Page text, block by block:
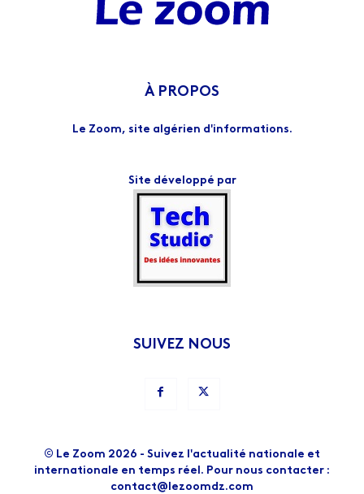
À PROPOS
Le Zoom, site algérien d'informations.
Site développé par
SUIVEZ NOUS
© Le Zoom 2026 - Suivez l'actualité nationale et
internationale en temps réel. Pour nous contacter :
contact@lezoomdz.com